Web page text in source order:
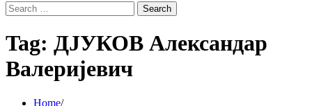
Search
for:
Tag: ДЈУКОВ Александар
Валеријевич
Home